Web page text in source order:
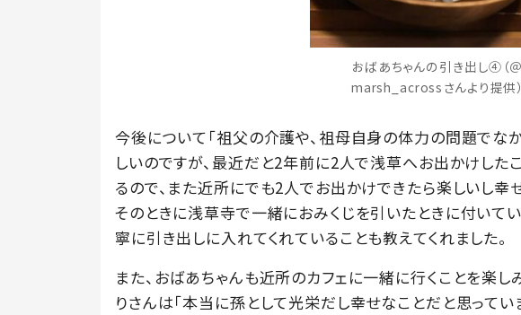
おばあちゃんの引き出し④（＠
marsh_acrossさんより提供）
今後について「祖父の介護や、祖母自身の体力の問題でな
しいのですが、最近だと2年前に2人で浅草へお出かけした
るので、また近所にでも2人でお出かけできたら楽しいし幸
そのときに浅草寺で一緒におみくじを引いたときに付いて
寧に引き出しに入れてくれていることも教えてくれました。
また、おばあちゃんも近所のカフェに一緒に行くことを楽し
りさんは「本当に孫として光栄だし幸せなことだと思って